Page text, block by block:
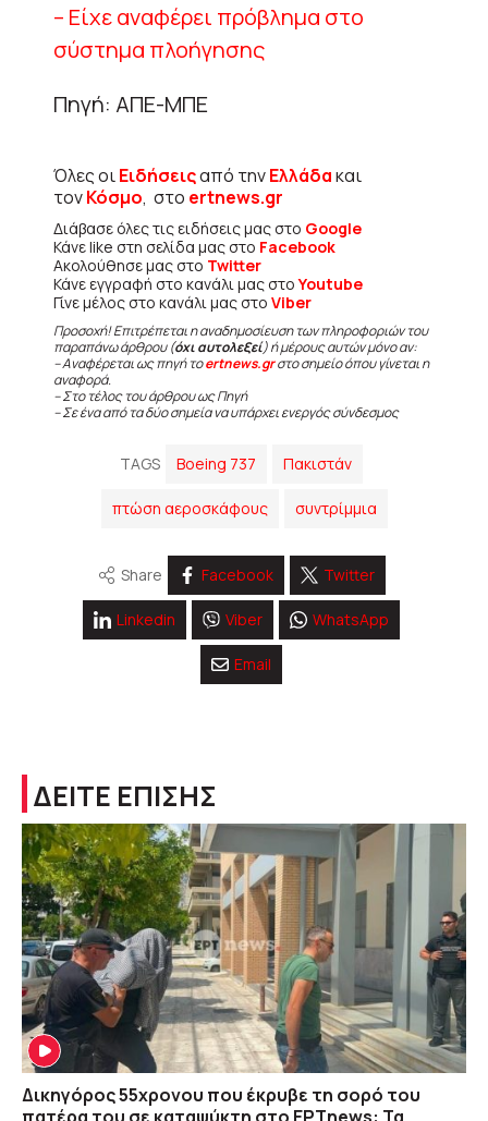
– Είχε αναφέρει πρόβλημα στο
σύστημα πλοήγησης
Πηγή: ΑΠΕ-ΜΠΕ
Όλες οιΕιδήσειςαπό τηνΕλλάδακαι
τονΚόσμο, στο ertnews.gr
Διάβασε όλες τις ειδήσεις μας στο Google
Κάνε like στη σελίδα μας στο Facebook
Ακολούθησε μας στο Twitter
Κάνε εγγραφή στο κανάλι μας στοYoutube
Γίνε μέλος στο κανάλι μας στο Viber
Προσοχή! Επιτρέπεται η αναδημοσίευση των πληροφοριών του
παραπάνω άρθρου (όχι αυτολεξεί) ή μέρους αυτών μόνο αν:
– Αναφέρεται ως πηγή τοertnews.grστο σημείο όπου γίνεται η
αναφορά.
– Στο τέλος του άρθρου ως Πηγή
– Σε ένα από τα δύο σημεία να υπάρχει ενεργός σύνδεσμος
TAGS Boeing 737 Πακιστάν
πτώση αεροσκάφους συντρίμμια
Share Facebook Twitter
Linkedin Viber WhatsApp
Email
ΔΕΙΤΕ ΕΠΙΣΗΣ
Δικηγόρος 55χρονου που έκρυβε τη σορό του